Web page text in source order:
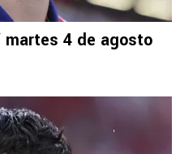
martes 4 de agosto